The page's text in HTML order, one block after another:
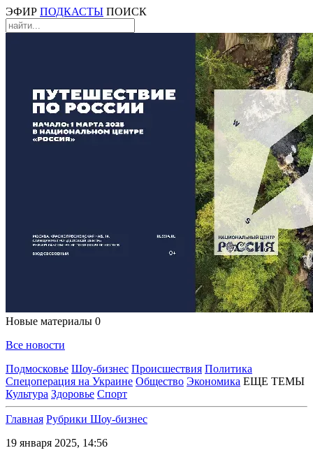
ЭФИР ПОДКАСТЫ ПОИСК
Новые материалы 0
Все новости
Подмосковье Шоу-бизнес Происшествия Политика
Спецоперация на Украине Общество Экономика ЕЩЕ ТЕМЫ
Культура Здоровье Спорт
Главная Рубрики Шоу-бизнес
19 января 2025, 14:56